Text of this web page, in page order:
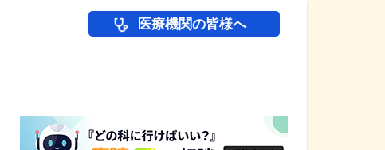
医療機関の皆様へ